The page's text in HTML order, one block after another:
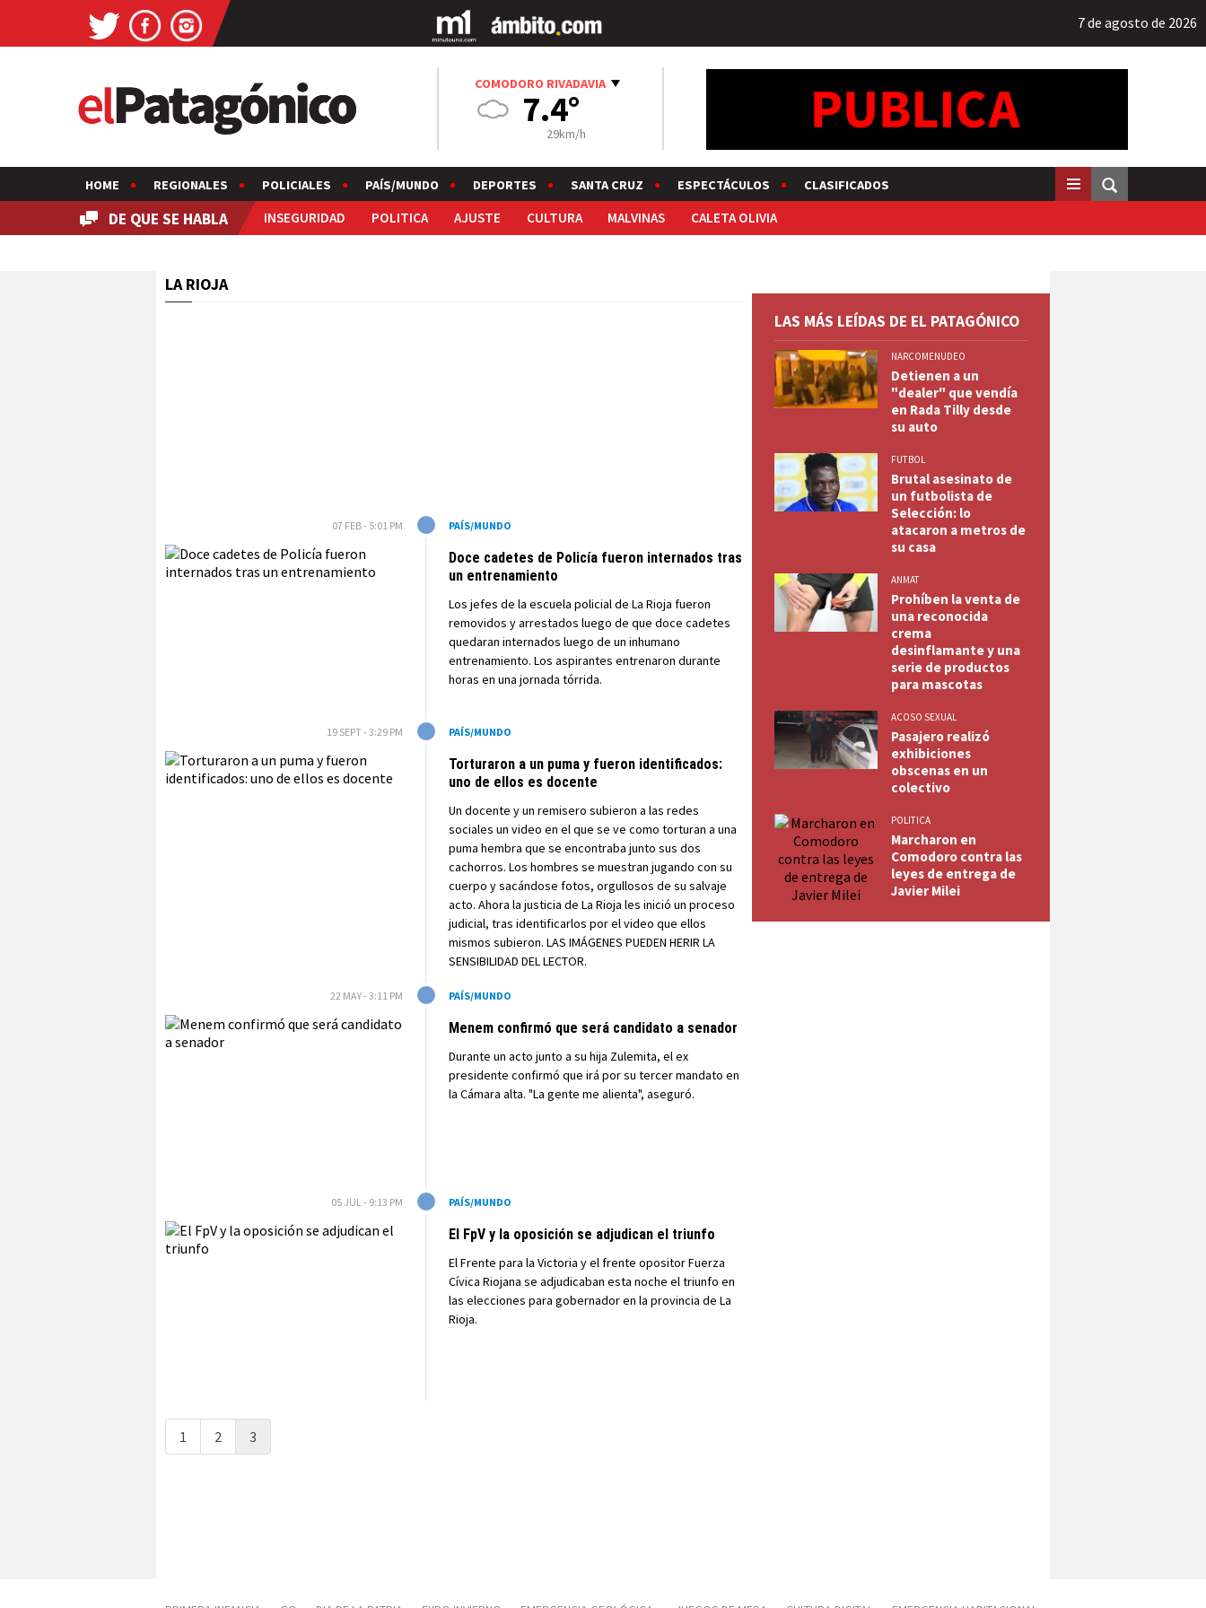
7 de agosto de 2026
COMODORO RIVADAVIA
7.4°
29km/h
HOME REGIONALES POLICIALES PAÍS/MUNDO DEPORTES SANTA CRUZ ESPECTÁCULOS CLASIFICADOS
DE QUE SE HABLA INSEGURIDAD POLITICA AJUSTE CULTURA MALVINAS CALETA OLIVIA
LA RIOJA
07 FEB - 5:01 PM PAÍS/MUNDO
Doce cadetes de Policía fueron internados tras
un entrenamiento
Los jefes de la escuela policial de La Rioja fueron
removidos y arrestados luego de que doce cadetes
quedaran internados luego de un inhumano
entrenamiento. Los aspirantes entrenaron durante
horas en una jornada tórrida.
19 SEPT - 3:29 PM PAÍS/MUNDO
Torturaron a un puma y fueron identificados:
uno de ellos es docente
Un docente y un remisero subieron a las redes
sociales un video en el que se ve como torturan a una
puma hembra que se encontraba junto sus dos
cachorros. Los hombres se muestran jugando con su
cuerpo y sacándose fotos, orgullosos de su salvaje
acto. Ahora la justicia de La Rioja les inició un proceso
judicial, tras identificarlos por el video que ellos
mismos subieron. LAS IMÁGENES PUEDEN HERIR LA
SENSIBILIDAD DEL LECTOR.
22 MAY - 3:11 PM PAÍS/MUNDO
Menem confirmó que será candidato a senador
Durante un acto junto a su hija Zulemita, el ex
presidente confirmó que irá por su tercer mandato en
la Cámara alta. "La gente me alienta", aseguró.
05 JUL - 9:13 PM PAÍS/MUNDO
El FpV y la oposición se adjudican el triunfo
El Frente para la Victoria y el frente opositor Fuerza
Cívica Riojana se adjudicaban esta noche el triunfo en
las elecciones para gobernador en la provincia de La
Rioja.
1 2 3
LAS MÁS LEÍDAS DE EL PATAGÓNICO
NARCOMENUDEO
Detienen a un
"dealer" que vendía
en Rada Tilly desde
su auto
FUTBOL
Brutal asesinato de
un futbolista de
Selección: lo
atacaron a metros de
su casa
ANMAT
Prohíben la venta de
una reconocida
crema
desinflamante y una
serie de productos
para mascotas
ACOSO SEXUAL
Pasajero realizó
exhibiciones
obscenas en un
colectivo
POLITICA
Marcharon en
Comodoro contra las
leyes de entrega de
Javier Milei